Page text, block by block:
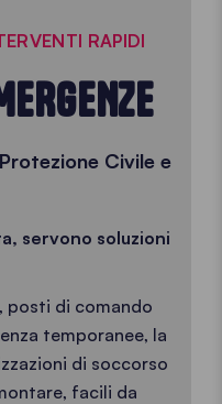
RAPIDI
Civile e
servono soluzioni
posti di comando
temporanee, la
di soccorso
facili da